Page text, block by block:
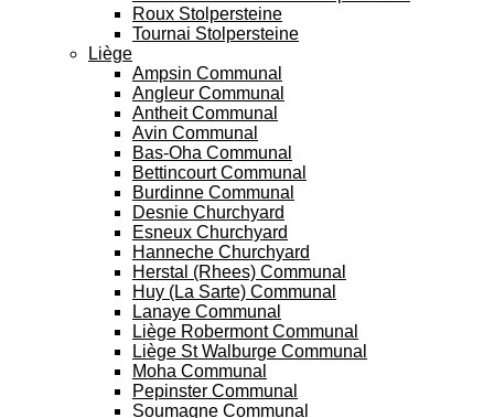
Roux Stolpersteine
Tournai Stolpersteine
Liège
Ampsin Communal
Angleur Communal
Antheit Communal
Avin Communal
Bas-Oha Communal
Bettincourt Communal
Burdinne Communal
Desnie Churchyard
Esneux Churchyard
Hanneche Churchyard
Herstal (Rhees) Communal
Huy (La Sarte) Communal
Lanaye Communal
Liège Robermont Communal
Liège St Walburge Communal
Moha Communal
Pepinster Communal
Soumagne Communal